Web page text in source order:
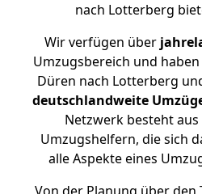
nach Lotterberg
Wir verfügen über
Umzugsbereich und
Düren nach Lotterberg
deutschlandweite
Netzwerk besteht
Umzugshelfern, die sich
alle Aspekte eines